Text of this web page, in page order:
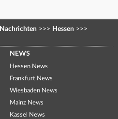
Nachrichten >>> Hessen >>>
NEWS
Hessen News
Frankfurt News
Wiesbaden News
Mainz News
Kassel News